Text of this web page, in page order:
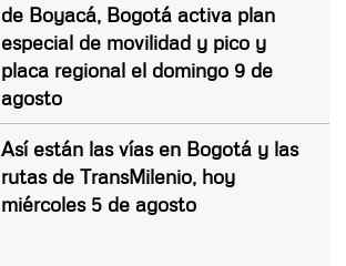
de Boyacá, Bogotá activa plan
especial de movilidad y pico y
placa regional el domingo 9 de
agosto
Así están las vías en Bogotá y las
rutas de TransMilenio, hoy
miércoles 5 de agosto